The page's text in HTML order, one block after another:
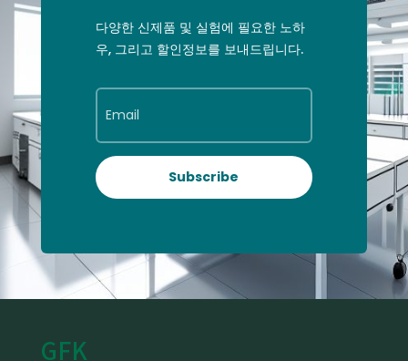
다양한 신제품 및 실험에 필요한 노하
우, 그리고 할인정보를 보내드립니다.
Subscribe
GFK